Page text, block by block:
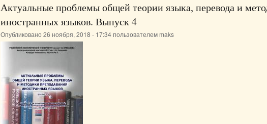
Актуальные проблемы общей теории языка, перевода и
иностранных языков. Выпуск 4
Опубликовано 26 ноября, 2018 - 17:34 пользователем maks